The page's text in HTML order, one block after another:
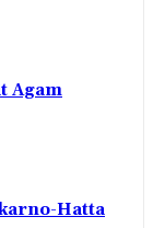
Agam
Hatta